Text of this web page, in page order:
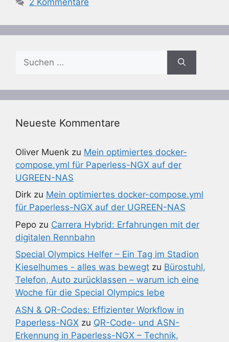
nach:
Neueste Kommentare
Oliver Muenk zu Mein optimiertes docker-
compose.yml für Paperless-NGX auf der
UGREEN-NAS
Dirk zu Mein optimiertes docker-compose.yml
für Paperless-NGX auf der UGREEN-NAS
Pepo zu Carrera Hybrid: Erfahrungen mit der
digitalen Rennbahn
Special Olympics Helfer – Ein Tag im Stadion
Kieselhumes - alles was bewegt zu Bürostuhl,
Telefon, Auto zurücklassen – warum ich eine
Woche für die Special Olympics lebe
ASN & QR-Codes: Effizienter Workflow in
Paperless-NGX zu QR-Code- und ASN-
Erkennung in Paperless-NGX – Technik,